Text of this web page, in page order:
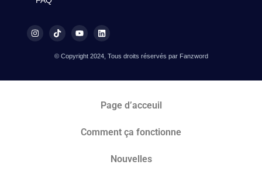
© Copyright 2024, Tous droits réservés par Fanzword
Page d’acceuil
Comment ça fonctionne
Nouvelles